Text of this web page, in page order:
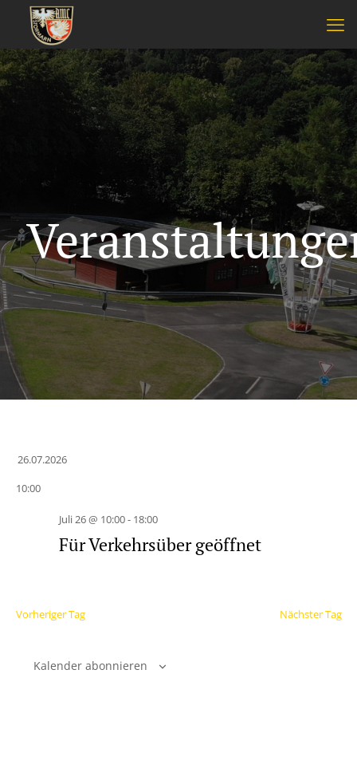
26.07.2026
wählen.
10:00
Juli 26 @ 10:00- 18:00
Für Verkehrsüber geöffnet
Vorheriger Tag Nächster Tag
Kalender abonnieren